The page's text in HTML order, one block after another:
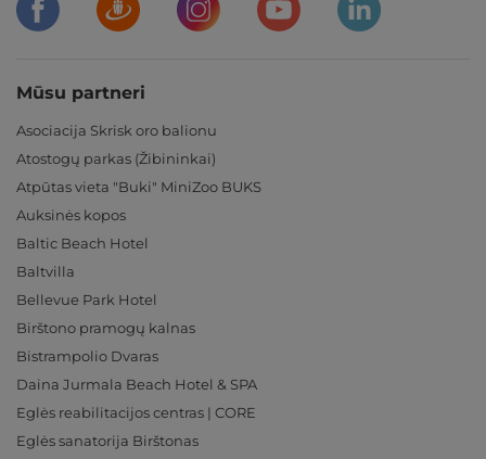
Mūsu partneri
Asociacija Skrisk oro balionu
Atostogų parkas (Žibininkai)
Atpūtas vieta "Buki" MiniZoo BUKS
Auksinės kopos
Baltic Beach Hotel
Baltvilla
Bellevue Park Hotel
Birštono pramogų kalnas
Bistrampolio Dvaras
Daina Jurmala Beach Hotel & SPA
Eglės reabilitacijos centras | CORE
Eglės sanatorija Birštonas